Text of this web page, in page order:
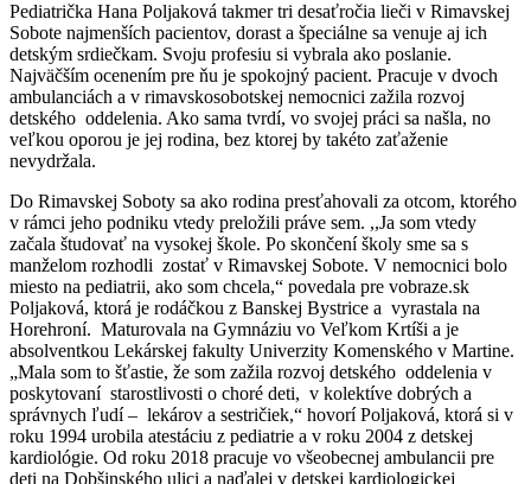
Pediatrička Hana Poljaková takmer tri desaťročia lieči v Rimavskej
Sobote najmenších pacientov, dorast a špeciálne sa venuje aj ich
detským srdiečkam. Svoju profesiu si vybrala ako poslanie.
Najväčším ocenením pre ňu je spokojný pacient. Pracuje v dvoch
ambulanciách a v rimavskosobotskej nemocnici zažila rozvoj
detského oddelenia. Ako sama tvrdí, vo svojej práci sa našla, no
veľkou oporou je jej rodina, bez ktorej by takéto zaťaženie
nevydržala.
Do Rimavskej Soboty sa ako rodina presťahovali za otcom, ktorého
v rámci jeho podniku vtedy preložili práve sem. ,,Ja som vtedy
začala študovať na vysokej škole. Po skončení školy sme sa s
manželom rozhodli zostať v Rimavskej Sobote. V nemocnici bolo
miesto na pediatrii, ako som chcela,“ povedala pre vobraze.sk
Poljaková, ktorá je rodáčkou z Banskej Bystrice a vyrastala na
Horehroní. Maturovala na Gymnáziu vo Veľkom Krtíši a je
absolventkou Lekárskej fakulty Univerzity Komenského v Martine.
„Mala som to šťastie, že som zažila rozvoj detského oddelenia v
poskytovaní starostlivosti o choré deti, v kolektíve dobrých a
správnych ľudí – lekárov a sestričiek,“ hovorí Poljaková, ktorá si v
roku 1994 urobila atestáciu z pediatrie a v roku 2004 z detskej
kardiológie. Od roku 2018 pracuje vo všeobecnej ambulancii pre
deti na Dobšinského ulici a naďalej v detskej kardiologickej